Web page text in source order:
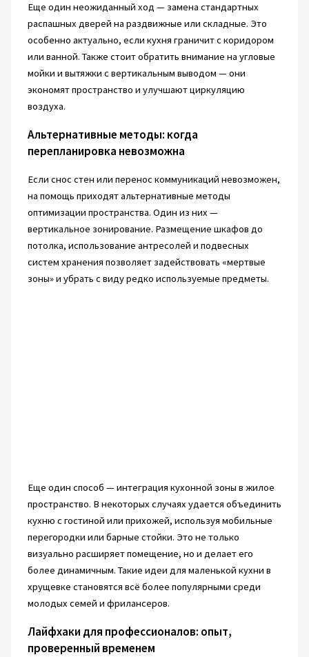
Еще один неожиданный ход — замена стандартных
распашных дверей на раздвижные или складные. Это
особенно актуально, если кухня граничит с коридором
или ванной. Также стоит обратить внимание на угловые
мойки и вытяжки с вертикальным выводом — они
экономят пространство и улучшают циркуляцию
воздуха.
Альтернативные методы: когда
перепланировка невозможна
Если снос стен или перенос коммуникаций невозможен,
на помощь приходят альтернативные методы
оптимизации пространства. Один из них —
вертикальное зонирование. Размещение шкафов до
потолка, использование антресолей и подвесных
систем хранения позволяет задействовать «мертвые
зоны» и убрать с виду редко используемые предметы.
Еще один способ — интеграция кухонной зоны в жилое
пространство. В некоторых случаях удается объединить
кухню с гостиной или прихожей, используя мобильные
перегородки или барные стойки. Это не только
визуально расширяет помещение, но и делает его
более динамичным. Такие идеи для маленькой кухни в
хрущевке становятся всё более популярными среди
молодых семей и фрилансеров.
Лайфхаки для профессионалов: опыт,
проверенный временем